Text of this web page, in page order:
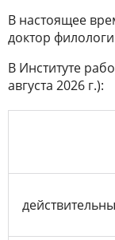
В настоящее
доктор
В Институте
августа 2026 г.):